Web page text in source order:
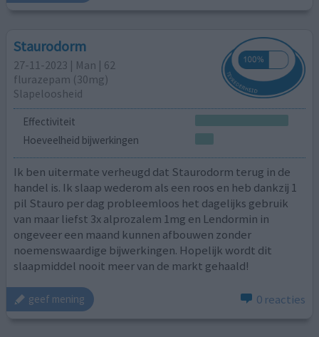
Staurodorm
27-11-2023 | Man | 62
flurazepam (30mg)
Slapeloosheid
Effectiviteit
Hoeveelheid bijwerkingen
Ik ben uitermate verheugd dat Staurodorm terug in de
handel is. Ik slaap wederom als een roos en heb dankzij 1
pil Stauro per dag probleemloos het dagelijks gebruik
van maar liefst 3x alprozalem 1mg en Lendormin in
ongeveer een maand kunnen afbouwen zonder
noemenswaardige bijwerkingen. Hopelijk wordt dit
slaapmiddel nooit meer van de markt gehaald!
geef mening 0 reacties